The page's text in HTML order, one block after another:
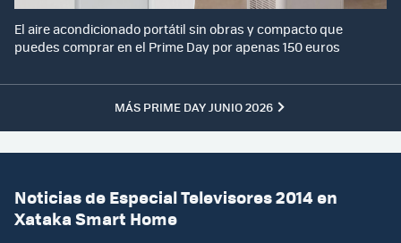
El aire acondicionado portátil sin obras y compacto que
puedes comprar en el Prime Day por apenas 150 euros
MÁS PRIME DAY JUNIO 2026
Noticias de Especial Televisores 2014 en
Xataka Smart Home